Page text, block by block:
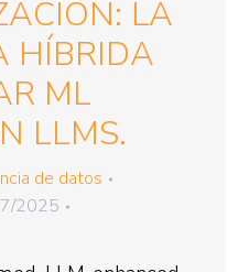
LA
HÍBRIDA
ML
LLMS.
de datos
2025